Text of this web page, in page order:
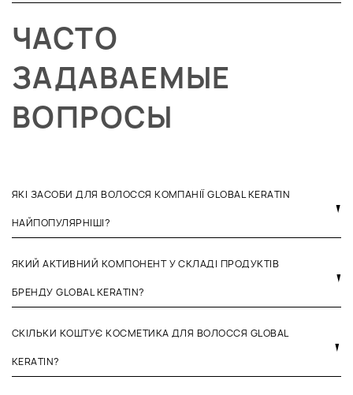
ЧАСТО
ЗАДАВАЕМЫЕ
ВОПРОСЫ
ЯКІ ЗАСОБИ ДЛЯ ВОЛОССЯ КОМПАНІЇ GLOBAL KERATIN
НАЙПОПУЛЯРНІШІ?
ЯКИЙ АКТИВНИЙ КОМПОНЕНТ У СКЛАДІ ПРОДУКТІВ
БРЕНДУ GLOBAL KERATIN?
СКІЛЬКИ КОШТУЄ КОСМЕТИКА ДЛЯ ВОЛОССЯ GLOBAL
KERATIN?